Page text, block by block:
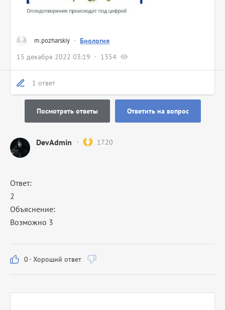
m.pozharskiy · Биология
15 декабря 2022 03:19
1354
1 ответ
Посмотреть ответы Ответить на вопрос
DevAdmin 1720
Ответ:
2
Объяснение:
Возможно 3
0 · Хороший ответ